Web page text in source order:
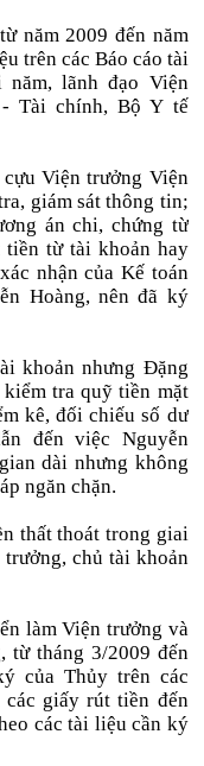
năm 2009 đến năm
trên các Báo cáo tài
lãnh đạo Viện
Tài chính, Bộ Y tế
Viện trưởng Viện
giám sát thông tin;
án chi, chứng từ
từ tài khoản hay
nhận của Kế toán
Hoàng, nên đã ký
khoản nhưng Đặng
tra quỹ tiền mặt
kê, đối chiếu số dư
đến việc Nguyễn
dài nhưng không
ngăn chặn.
thất thoát trong giai
chủ tài khoản
làm Viện trưởng và
từ tháng 3/2009 đến
của Thủy trên các
giấy rút tiền đến
các tài liệu cần ký